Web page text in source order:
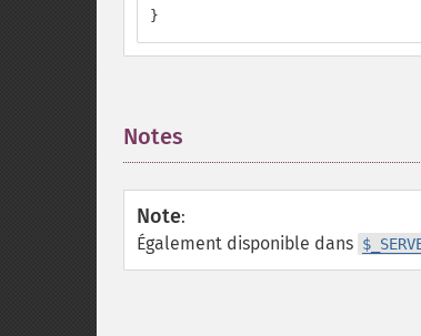
}
Notes
Note:
Également disponible dans